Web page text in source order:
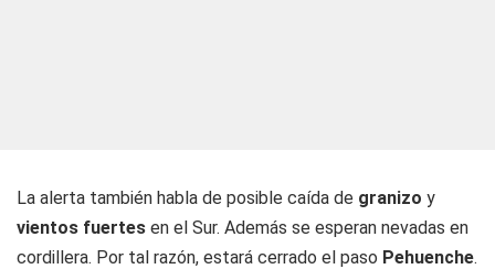
La alerta también habla de posible caída de granizo y
vientos fuertes en el Sur. Además se esperan nevadas en
cordillera. Por tal razón, estará cerrado el paso Pehuenche.